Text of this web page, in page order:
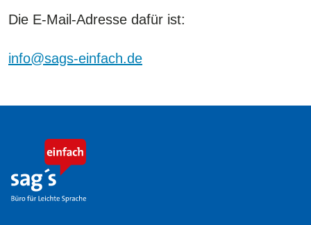
​​​​​​​Die E-Mail-Adresse dafür ist:
info@sags-einfach.de